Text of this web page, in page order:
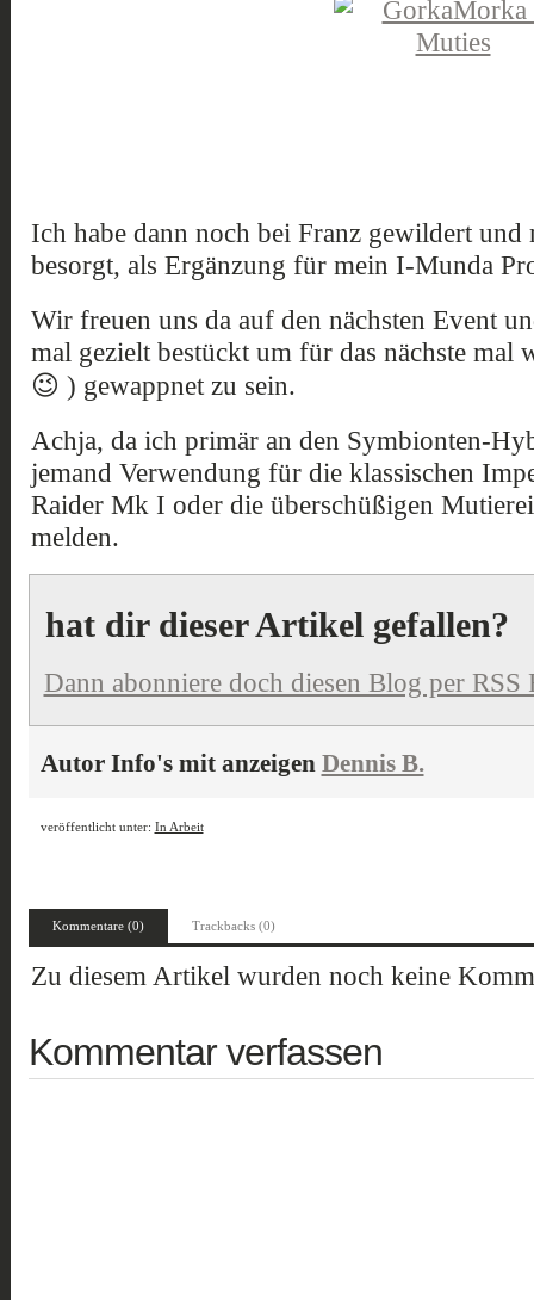
Ich habe dann noch bei Franz gewildert
besorgt, als Ergänzung für mein I-Munda
Wir freuen uns da auf den nächsten Event
mal gezielt bestückt um für das nächste mal
😉 ) gewappnet zu sein.
Achja, da ich primär an den Symbionten-
jemand Verwendung für die klassischen
Raider Mk I oder die überschüßigen
melden.
hat dir dieser Artikel gefallen?
Dann abonniere doch diesen Blog per RSS
Autor Info's mit anzeigen Dennis B.
veröffentlicht unter: In Arbeit
Kommentare (0) Trackbacks (0)
Zu diesem Artikel wurden noch keine
Kommentar verfassen